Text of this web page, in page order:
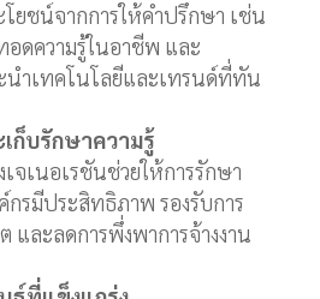
ยชน์จากการให้คำปรึกษา เช่น
อดความรู้ในอาชีพ และ
ำเทคโนโลยีและเทรนด์ที่ทัน
ก็บรักษาความรู้
จเนอเรชันช่วยให้การรักษา
กรมีประสิทธิภาพ รองรับการ
ละลดการพึ่งพาการจ้างงาน